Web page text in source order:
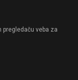
pregledaču veba za